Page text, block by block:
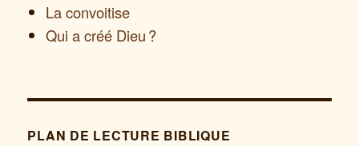
La convoitise
Qui a créé Dieu ?
PLAN DE LECTURE BIBLIQUE